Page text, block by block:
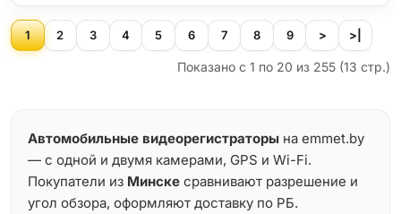
1 2 3 4 5 6 7 8 9 > >|
Показано с 1 по 20 из 255 (13 стр.)
Автомобильные видеорегистраторы на emmet.by
— с одной и двумя камерами, GPS и Wi-Fi.
Покупатели из Минске сравнивают разрешение и
угол обзора, оформляют доставку по РБ.